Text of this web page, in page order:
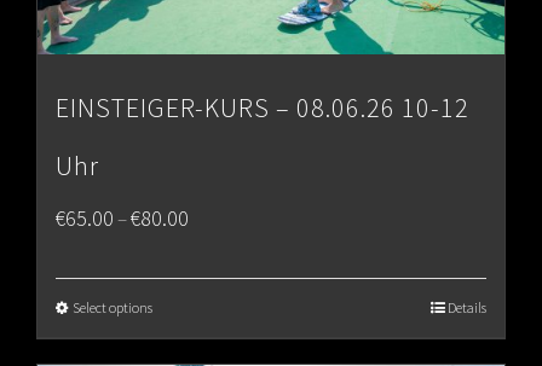
EINSTEIGER-KURS – 08.06.26 10-12
Uhr
€65.00–€80.00
Select options Details